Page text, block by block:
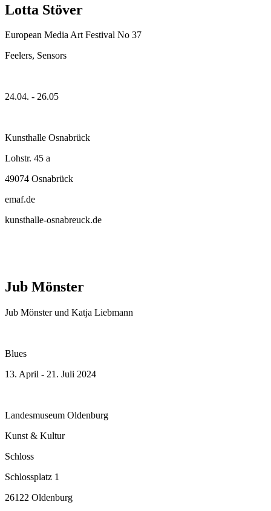
Lotta Stöver
European Media Art Festival No 37
Feelers, Sensors
24.04. - 26.05
Kunsthalle Osnabrück
Lohstr. 45 a
49074 Osnabrück
emaf.de
kunsthalle-osnabreuck.de
Jub Mönster
Jub Mönster und Katja Liebmann
Blues
13. April - 21. Juli 2024
Landesmuseum Oldenburg
Kunst & Kultur
Schloss
Schlossplatz 1
26122 Oldenburg